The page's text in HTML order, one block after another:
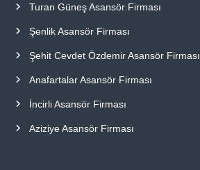
Turan Güneş Asansör Firması
Şenlik Asansör Firması
Şehit Cevdet Özdemir Asansör Firması
Anafartalar Asansör Firması
İncirli Asansör Firması
Aziziye Asansör Firması